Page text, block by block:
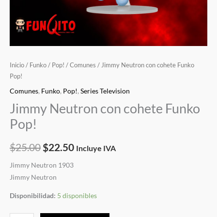
Inicio / Funko / Pop! / Comunes / Jimmy Neutron con cohete Funko
Pop!
Comunes, Funko, Pop!, Series Television
Jimmy Neutron con cohete Funko
Pop!
$25.00 $22.50 Incluye IVA
Jimmy Neutron 1903
Jimmy Neutron
Disponibilidad: 5 disponibles